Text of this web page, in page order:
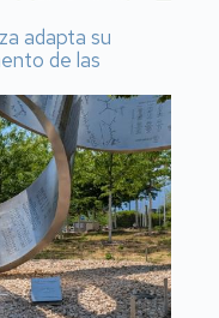
adapta su
de las